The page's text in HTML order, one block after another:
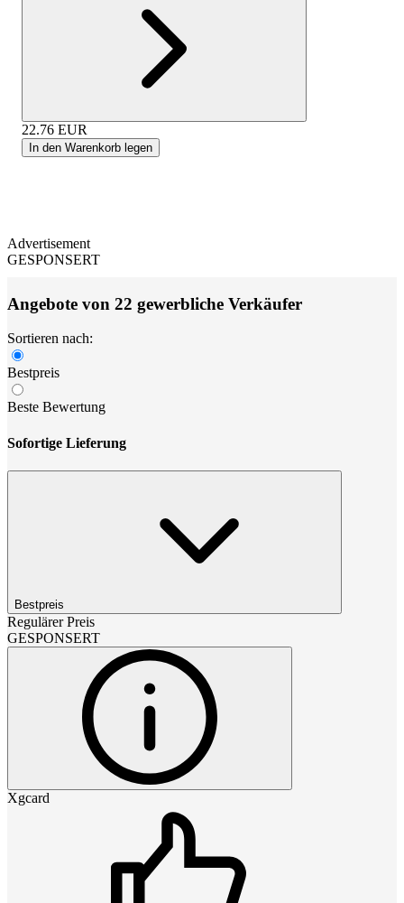
22.76 EUR
In den Warenkorb legen
Advertisement
GESPONSERT
Angebote von 22 gewerbliche Verkäufer
Sortieren nach:
Bestpreis
Beste Bewertung
Sofortige Lieferung
Bestpreis
Regulärer Preis
GESPONSERT
Xgcard